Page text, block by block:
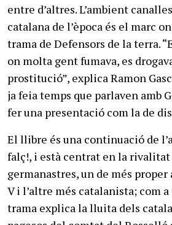
entre d’altres. L’ambient
catalana de l’època és el marc
trama de Defensors de la terra.
on molta gent fumava, es
prostitució”, explica Ramon
ja feia temps que parlaven amb
fer una presentació com la de
El llibre és una continuació de l’anterior, Bon cop de falç!, i està centrat en la rivalitat entre dos germanastres, un de més proper a les idees de Felip V i l’altre més catalanista; com a teló de fons, la trama explica la lluita dels catalans quan els pagesos del comtat del Rosselló s’aixequen contra l’ocupació francesa de la